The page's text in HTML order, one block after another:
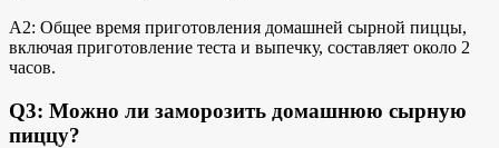
A2: Общее время приготовления домашней сырной пиццы,
включая приготовление теста и выпечку, составляет около 2
часов.
Q3: Можно ли заморозить домашнюю сырную
пиццу?